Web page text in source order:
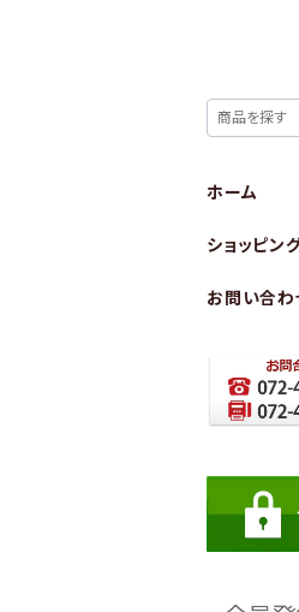
ホーム
ショッピン
お問い合わ